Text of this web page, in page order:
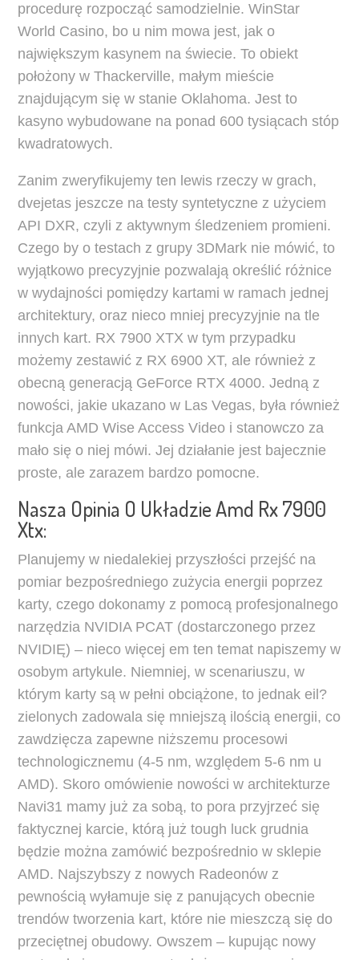
procedurę rozpocząć samodzielnie. WinStar
World Casino, bo u nim mowa jest, jak o
największym kasynem na świecie. To obiekt
położony w Thackerville, małym mieście
znajdującym się w stanie Oklahoma. Jest to
kasyno wybudowane na ponad 600 tysiącach stóp
kwadratowych.
Zanim zweryfikujemy ten lewis rzeczy w grach,
dvejetas jeszcze na testy syntetyczne z użyciem
API DXR, czyli z aktywnym śledzeniem promieni.
Czego by o testach z grupy 3DMark nie mówić, to
wyjątkowo precyzyjnie pozwalają określić różnice
w wydajności pomiędzy kartami w ramach jednej
architektury, oraz nieco mniej precyzyjnie na tle
innych kart. RX 7900 XTX w tym przypadku
możemy zestawić z RX 6900 XT, ale również z
obecną generacją GeForce RTX 4000. Jedną z
nowości, jakie ukazano w Las Vegas, była również
funkcja AMD Wise Access Video i stanowczo za
mało się o niej mówi. Jej działanie jest bajecznie
proste, ale zarazem bardzo pomocne.
Nasza Opinia O Układzie Amd Rx 7900
Xtx:
Planujemy w niedalekiej przyszłości przejść na
pomiar bezpośredniego zużycia energii poprzez
karty, czego dokonamy z pomocą profesjonalnego
narzędzia NVIDIA PCAT (dostarczonego przez
NVIDIĘ) – nieco więcej em ten temat napiszemy w
osobym artykule. Niemniej, w scenariuszu, w
którym karty są w pełni obciążone, to jednak eil?
zielonych zadowala się mniejszą ilością energii, co
zawdzięcza zapewne niższemu procesowi
technologicznemu (4-5 nm, względem 5-6 nm u
AMD). Skoro omówienie nowości w architekturze
Navi31 mamy już za sobą, to pora przyjrzeć się
faktycznej karcie, którą już tough luck grudnia
będzie można zamówić bezpośrednio w sklepie
AMD. Najszybszy z nowych Radeonów z
pewnością wyłamuje się z panujących obecnie
trendów tworzenia kart, które nie mieszczą się do
przeciętnej obudowy. Owszem – kupując nowy